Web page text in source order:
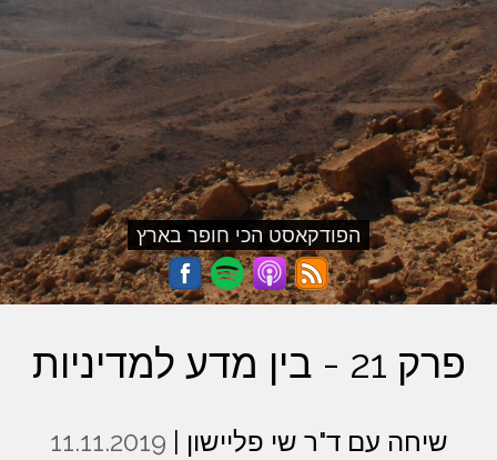
הפודקאסט הכי חופר בארץ
פרק 21 - בין מדע למדיניות
שיחה עם ד"ר שי פליישון | 11.11.2019